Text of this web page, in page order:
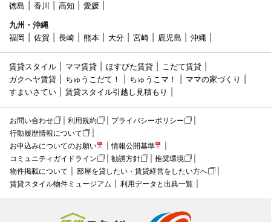
徳島
香川 高知
愛媛
九州・沖縄
福岡
佐賀 長崎 熊本 大分 宮崎 鹿児島 沖縄
賃貸スタイル ママ賃貸 ほすぴた賃貸
こだて賃貸
ガクヘヤ賃貸
ちゅうこだて！ ちゅうこマ！
ママの家づくり
すまいさてい
賃貸スタイル引越し見積もり
お問い合わせ 利用規約
プライバシーポリシー
行動履歴情報について
お申込みについてのお願い
情報公開基準
コミュニティガイドライン
勧誘方針
推奨環境
物件掲載について
部屋を貸したい・賃貸経営をしたい方へ
賃貸スタイル物件ミュージアム
利用データと出典一覧